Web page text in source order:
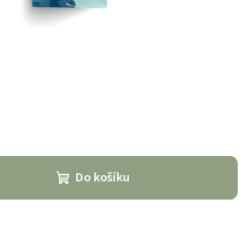
Do košíku